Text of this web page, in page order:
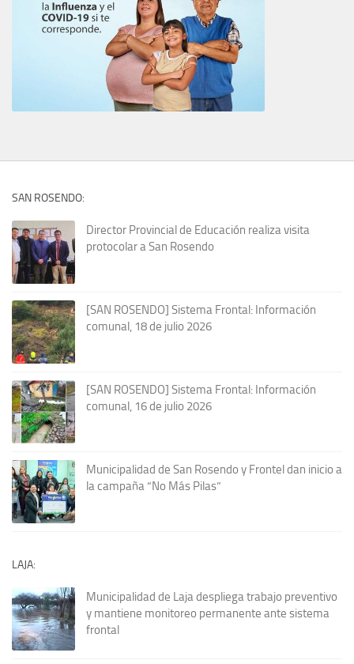
SAN ROSENDO:
Director Provincial de Educación realiza visita
protocolar a San Rosendo
[SAN ROSENDO] Sistema Frontal: Información
comunal, 18 de julio 2026
[SAN ROSENDO] Sistema Frontal: Información
comunal, 16 de julio 2026
Municipalidad de San Rosendo y Frontel dan inicio a
la campaña “No Más Pilas”
LAJA:
Municipalidad de Laja despliega trabajo preventivo
y mantiene monitoreo permanente ante sistema
frontal